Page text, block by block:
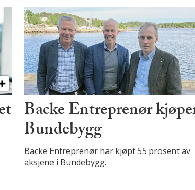
Backe Entreprenør
Bundebygg
Backe Entreprenør har kjøpt 55 prosent av
aksjene i Bundebygg.